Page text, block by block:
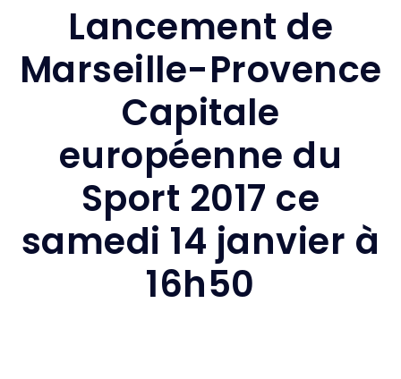
Lancement de
Marseille-Provence
Capitale
européenne du
Sport 2017 ce
samedi 14 janvier à
16h50